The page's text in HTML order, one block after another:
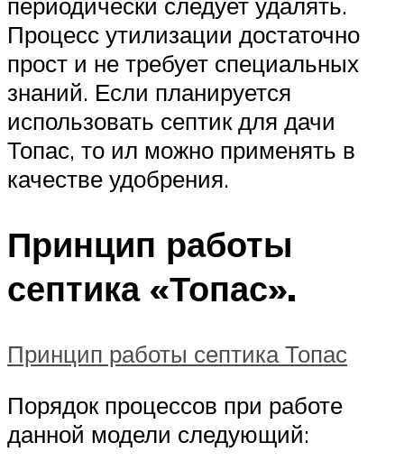
Процесс утилизации достаточно
прост и не требует специальных
знаний. Если планируется
использовать септик для дачи
Топас, то ил можно применять в
качестве удобрения.
Принцип работы
септика «Топас».
Принцип работы септика Топас
Порядок процессов при работе
данной модели следующий: